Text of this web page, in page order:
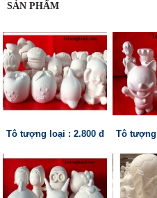
SẢN PHẨM
Tô tượng loại : 2.800 đ Tô